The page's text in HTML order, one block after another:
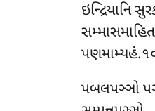
ઇન્દ્રિયાનિ
પબલપઞ્ઞો